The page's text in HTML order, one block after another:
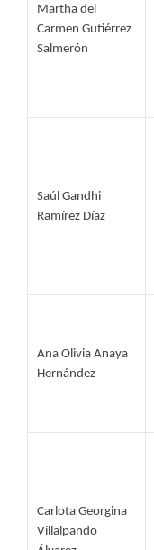
Martha del
Carmen Gutiérrez
Salmerón
Saúl Gandhi
Ramírez Díaz
Ana Olivia Anaya
Hernández
Carlota Georgina
Villalpando